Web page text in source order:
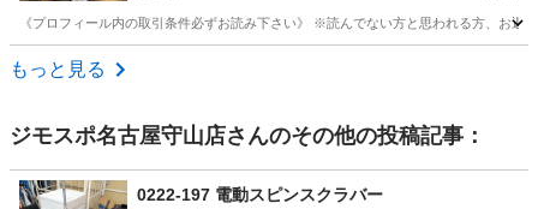
《プロフィール内の取引条件必ずお読み下さい》 ※読んでない方と思われる方、お
愛知 名古屋市
もっと見る
ジモスポ名古屋守山店さんのその他の投稿記事：
0222-197 電動スピンスクラバー